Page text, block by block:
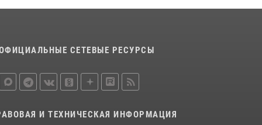
15 июля 2026, 10:50
работе круглого стола на III Международном
19 июля 2026, 09:24 2
провели встречу с воспитанниками детского
СЕТЕВЫЕ РЕСУРСЫ
И ТЕХНИЧЕСКАЯ ИНФОРМАЦИЯ